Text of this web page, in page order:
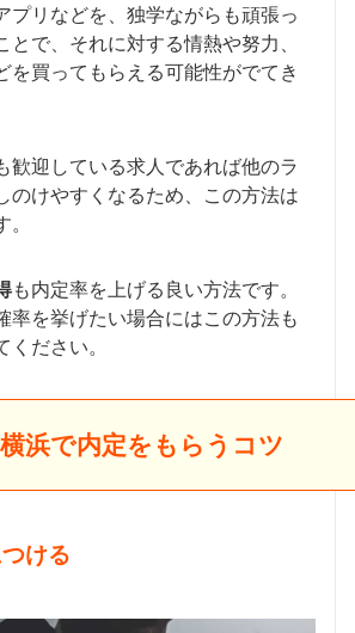
プリなどを、独学ながらも頑張っ
とで、それに対する情熱や努力、
を買ってもらえる可能性がでてき
歓迎している求人であれば他のラ
のけやすくなるため、この方法は
も内定率を上げる良い方法です。
率を挙げたい場合にはこの方法も
ださい。
浜で内定をもらうコツ
ける